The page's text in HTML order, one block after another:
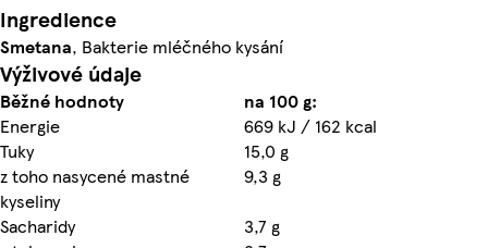
Ingredience
Smetana, Bakterie mléčného kysání
Výživové údaje
Běžné hodnoty
na 100 g:
Energie
669 kJ / 162 kcal
Tuky
15,0 g
z toho nasycené mastné
kyseliny
9,3 g
Sacharidy
3,7 g